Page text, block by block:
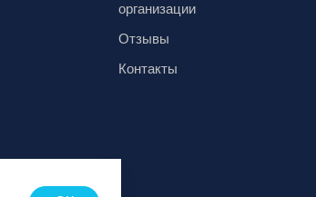
организации
Отзывы
Контакты